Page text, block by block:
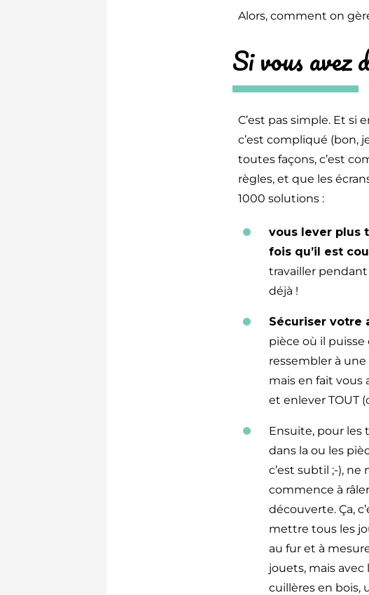
Alors, comment on
Si vous
C’est pas simple. Et si
c’est compliqué (bon,
toutes façons, c’est
règles, et que les
1000 solutions :
vous lever plus
fois qu’il est
travailler pendant
déjà !
Sécuriser votre
pièce où il
ressembler à une
mais en fait vous
et enlever TOUT
Ensuite, pour les
dans la ou les
c’est subtil ;-),
commence à
découverte. Ça,
mettre tous les
au fur et à
jouets, mais
cuillères en bois,